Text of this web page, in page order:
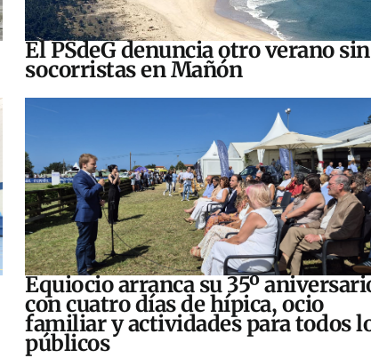
El PSdeG denuncia otro verano sin
socorristas en Mañón
Equiocio arranca su 35º
con cuatro días de hípica, ocio
familiar y actividades para todos
públicos